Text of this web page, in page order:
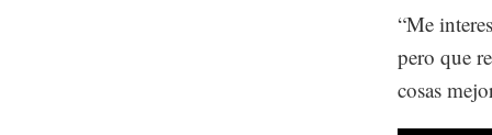
“Me
pero que
cosas